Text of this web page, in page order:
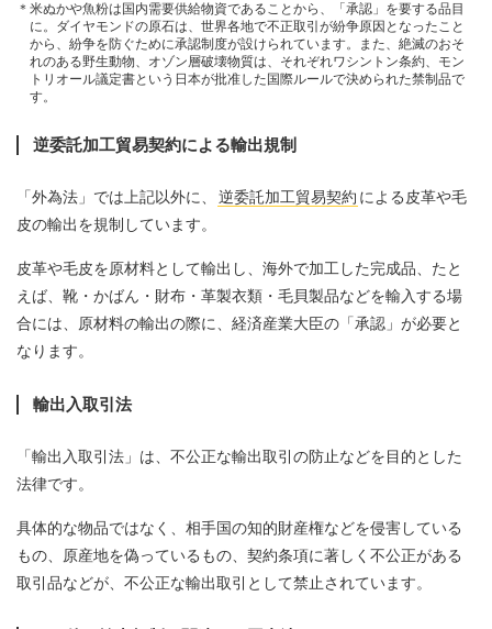
＊米ぬかや魚粉は国内需要供給物資であることから、「承認」を要する品目
に。ダイヤモンドの原石は、世界各地で不正取引が紛争原因となったこと
から、紛争を防ぐために承認制度が設けられています。また、絶滅のおそ
れのある野生動物、オゾン層破壊物質は、それぞれワシントン条約、モン
トリオール議定書という日本が批准した国際ルールで決められた禁制品で
す。
逆委託加工貿易契約による輸出規制
「外為法」では上記以外に、 逆委託加工貿易契約 による皮革や毛
皮の輸出を規制しています。
皮革や毛皮を原材料として輸出し、海外で加工した完成品、たと
えば、靴・かばん・財布・革製衣類・毛貝製品などを輸入する場
合には、原材料の輸出の際に、経済産業大臣の「承認」が必要と
なります。
輸出入取引法
「輸出入取引法」は、不公正な輸出取引の防止などを目的とした
法律です。
具体的な物品ではなく、相手国の知的財産権などを侵害している
もの、原産地を偽っているもの、契約条項に著しく不公正がある
取引品などが、不公正な輸出取引として禁止されています。